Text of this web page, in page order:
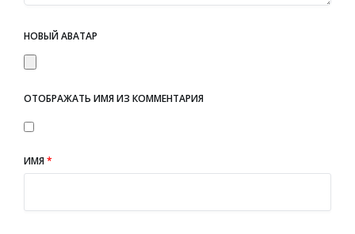
НОВЫЙ АВАТАР
ОТОБРАЖАТЬ ИМЯ ИЗ КОММЕНТАРИЯ
ИМЯ*